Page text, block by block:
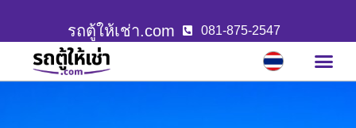
รถตู้ให้เช่า.com 081-875-2547